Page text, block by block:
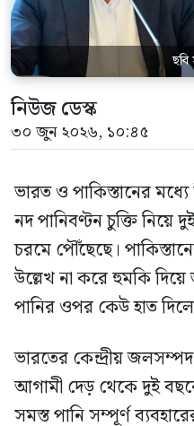
ছবি
নিউজ ডেস্ক
৩০ জুন ২০২৬, ১০:৪৫
ভারত ও পাকিস্তানের মধ্যে
নদ পানিবণ্টন চুক্তি নিয়ে
চরমে পৌঁছেছে।
উল্লেখ না করে হুমকি দিয়ে
পানির ওপর কেউ হাত
ভারতের কেন্দ্রীয়
আগামী দেড় থেকে দুই
সমস্ত পানি সম্পূর্ণ